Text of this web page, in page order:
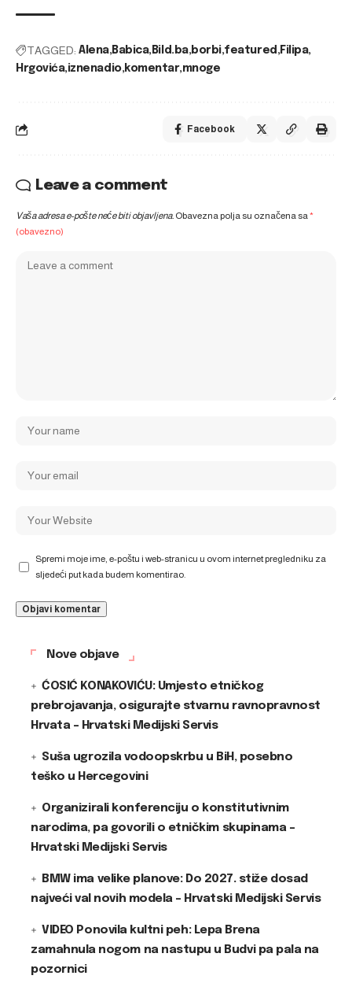
TAGGED: Alena Babica Bild.ba borbi featured Filipa
Hrgovića iznenadio komentar mnoge
Facebook
Leave a comment
Vaša adresa e-pošte neće biti objavljena. Obavezna polja su označena sa*
(obavezno)
Spremi moje ime, e-poštu i web-stranicu u ovom internet pregledniku za
sljedeći put kada budem komentirao.
Nove objave
ĆOSIĆ KONAKOVIĆU: Umjesto etničkog
prebrojavanja, osigurajte stvarnu ravnopravnost
Hrvata – Hrvatski Medijski Servis
Suša ugrozila vodoopskrbu u BiH, posebno
teško u Hercegovini
Organizirali konferenciju o konstitutivnim
narodima, pa govorili o etničkim skupinama –
Hrvatski Medijski Servis
BMW ima velike planove: Do 2027. stiže dosad
najveći val novih modela – Hrvatski Medijski Servis
VIDEO Ponovila kultni peh: Lepa Brena
zamahnula nogom na nastupu u Budvi pa pala na
pozornici